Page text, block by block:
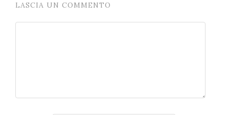
LASCIA UN COMMENTO